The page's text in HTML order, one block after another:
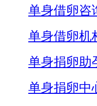
单身借卵咨
单身借卵机
单身捐卵助
单身捐卵中